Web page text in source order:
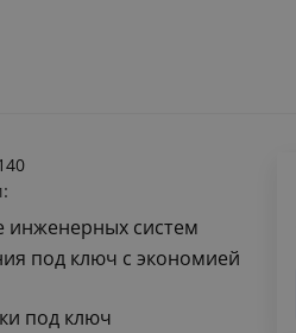
инженерных систем
под ключ с экономией
под ключ